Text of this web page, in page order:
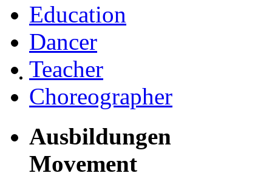
Education
Dancer
Teacher
Choreographer
Ausbildungen
Movement